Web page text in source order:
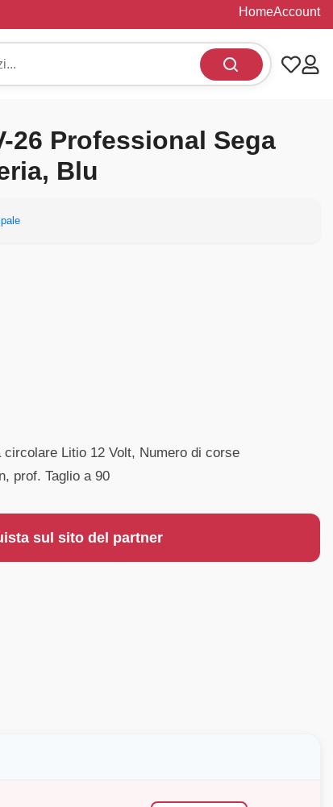
HomeAccount
26 Professional Sega
Blu
Litio 12 Volt, Numero di corse
prof. Taglio a 90
sul sito del partner